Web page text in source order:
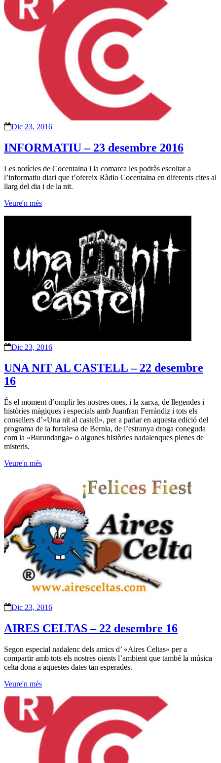
Dic 23, 2016
INFORMATIU – 23 desembre 2016
Les notícies de Cocentaina i la comarca les podràs escoltar a
l’informatiu diari que t’ofereix Ràdio Cocentaina en diferents cites al
llarg del dia i de la nit.
Veure'n més
Dic 23, 2016
UNA NIT AL CASTELL – 22 desembre
16
És el moment d’omplir les nostres ones, i la xarxa, de llegendes i
històries màgiques i especials amb Juanfran Ferrándiz i tots els
consellers d’»Una nit al castell», per a parlar en aquesta edició del
programa de la fortalesa de Bernia, de l’estranya droga coneguda
com la «Burundanga» o algunes històries nadalenques plenes de
misteris.
Veure'n més
Dic 23, 2016
AIRES CELTAS – 22 desembre 16
Segon especial nadalenc dels amics d’ «Aires Celtas» per a
compartir amb tots els nostres oients l’ambient que també la música
celta dona a aquestes dates tan esperades.
Veure'n més